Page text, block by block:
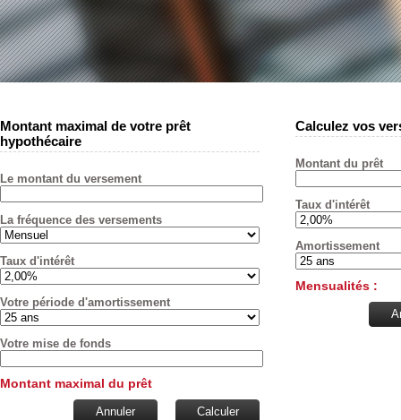
Montant maximal de votre prêt
hypothécaire
Le montant du versement
La fréquence des versements
Taux d'intérêt
Votre période d'amortissement
Votre mise de fonds
Montant maximal du prêt
Calculer
Annuler
Calculez vos
Montant du prêt
Taux d'intérêt
Amortissement
Mensualités :